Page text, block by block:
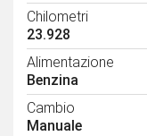
Chilometri
23.928
Alimentazione
Benzina
Cambio
Manuale